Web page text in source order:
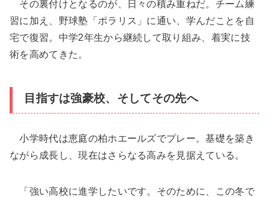
その裏付けとなるのが、日々の積み重ねだ。チーム練
習に加え、野球塾「ポラリス」に通い、学んだことを自
宅で復習。中学2年生から継続して取り組み、着実に技
術を高めてきた。
目指すは強豪校、そしてその先へ
小学時代は恵庭の柏ホエールズでプレー。基礎を築き
ながら成長し、現在はさらなる高みを見据えている。
「強い高校に進学したいです。そのために、この冬で